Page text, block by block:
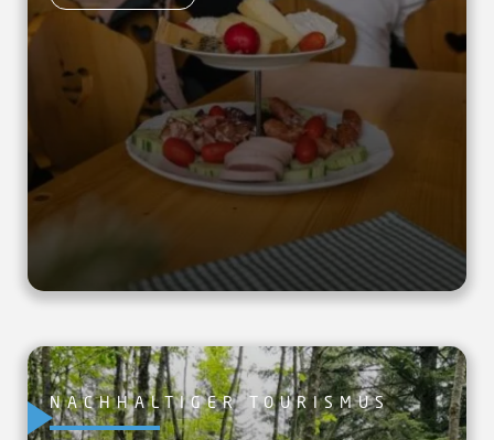
NACHHALTIGER TOURISMUS